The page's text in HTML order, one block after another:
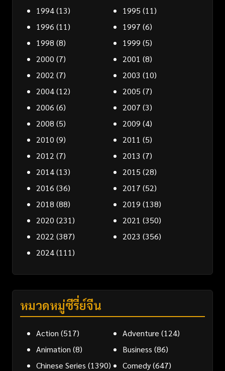
1994(13) 1995 (11)
1996 (11) 1997 (6)
1998 (8) 1999 (5)
2000 (7) 2001 (8)
2002 (7) 2003 (10)
2004(12) 2005 (7)
2006 (6) 2007 (3)
2008 (5) 2009 (4)
2010 (9) 2011 (5)
2012 (7) 2013 (7)
2014(13) 2015 (28)
2016 (36) 2017 (52)
2018 (88) 2019 (138)
2020 (231) 2021 (350)
2022 (387) 2023 (356)
2024(111)
หมวดหมู่ซีรี่ย์จีน
Action (517) Adventure (124)
Animation (8) Business (86)
Chinese Series (1390) Comedy(647)